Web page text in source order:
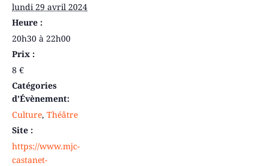
lundi 29 avril 2024
Heure :
20h30 à 22h00
Prix :
8 €
Catégories
d’Évènement:
Culture, Théâtre
Site :
https://www.mjc-
castanet-